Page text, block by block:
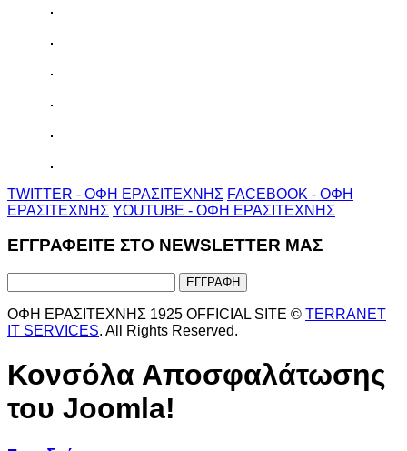
TWITTER - ΟΦΗ ΕΡΑΣΙΤΕΧΝΗΣ FACEBOOK - ΟΦΗ
ΕΡΑΣΙΤΕΧΝΗΣ YOUTUBE - ΟΦΗ ΕΡΑΣΙΤΕΧΝΗΣ
ΕΓΓΡΑΦΕΙΤΕ ΣΤΟ NEWSLETTER ΜΑΣ
ΟΦΗ ΕΡΑΣΙΤΕΧΝΗΣ 1925 OFFICIAL SITE © TERRANET
IT SERVICES. All Rights Reserved.
Κονσόλα Αποσφαλάτωσης
του Joomla!